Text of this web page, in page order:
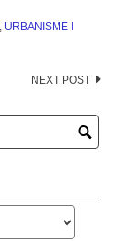
URBANISME I
NEXT POST